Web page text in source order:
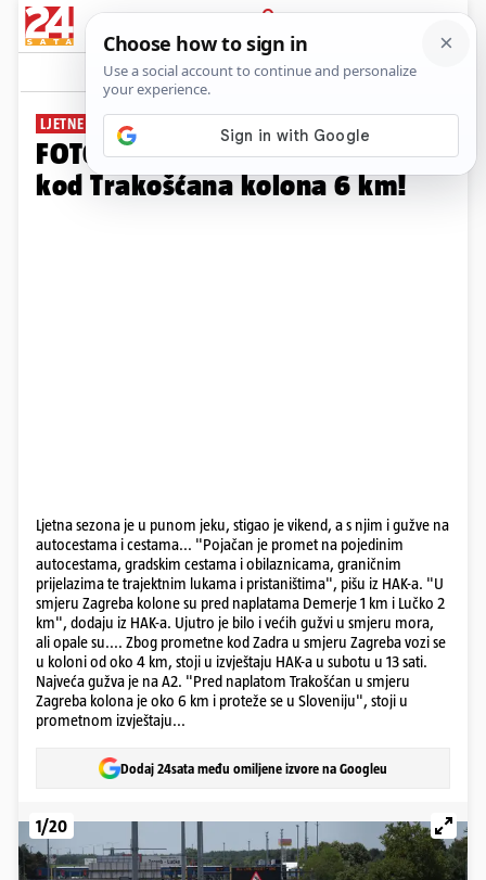
PRIJAVA
Galerija Komentari
LJETNE GUŽVE
FOTO Nastala gužva kod Lučkog,
kod Trakošćana kolona 6 km!
Ljetna sezona je u punom jeku, stigao je vikend, a s njim i gužve na
autocestama i cestama... "Pojačan je promet na pojedinim
autocestama, gradskim cestama i obilaznicama, graničnim
prijelazima te trajektnim lukama i pristaništima", pišu iz HAK-a. "U
smjeru Zagreba kolone su pred naplatama Demerje 1 km i Lučko 2
km", dodaju iz HAK-a. Ujutro je bilo i većih gužvi u smjeru mora,
ali opale su.... Zbog prometne kod Zadra u smjeru Zagreba vozi se
u koloni od oko 4 km, stoji u izvještaju HAK-a u subotu u 13 sati.
Najveća gužva je na A2. "Pred naplatom Trakošćan u smjeru
Zagreba kolona je oko 6 km i proteže se u Sloveniju", stoji u
prometnom izvještaju...
Dodaj 24sata među omiljene izvore na Googleu
1/20